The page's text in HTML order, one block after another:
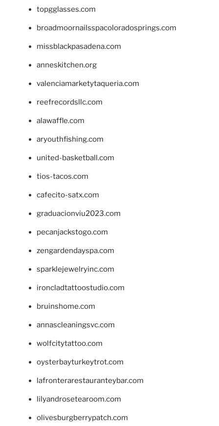
topgglasses.com
broadmoornailsspacoloradosprings.com
missblackpasadena.com
anneskitchen.org
valenciamarketytaqueria.com
reefrecordsllc.com
alawaffle.com
aryouthfishing.com
united-basketball.com
tios-tacos.com
cafecito-satx.com
graduacionviu2023.com
pecanjackstogo.com
zengardendayspa.com
sparklejewelryinc.com
ironcladtattoostudio.com
bruinshome.com
annascleaningsvc.com
wolfcitytattoo.com
oysterbayturkeytrot.com
lafronterarestauranteybar.com
lilyandrosetearoom.com
olivesburgberrypatch.com